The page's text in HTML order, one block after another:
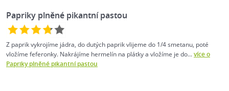
Papriky plněné pikantní pastou
Z paprik vykrojíme jádra, do dutých paprik vlijeme do 1/4 smetanu, poté
vložíme feferonky. Nakrájíme hermelín na plátky a vložíme je do...více o
Papriky plněné pikantní pastou